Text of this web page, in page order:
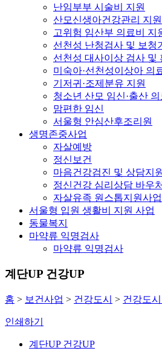
난임부부 시술비 지원
산모신생아건강관리 지원
고위험 임산부 의료비 지
선천성 난청검사 및 보청
선천성 대사이상 검사 및
미숙아·선천성이상아 의
기저귀·조제분유 지원
청소년 산모 임신·출산
맘편한 임신
서울형 안심산후조리원
생명존중사업
자살예방
정신보건
마음건강검진 및 상담지
정신건강 심리상담 바우
자살유족 원스톱지원사업
서울형 입원 생활비 지원 사업
동물복지
마약류 익명검사
마약류 익명검사
계단UP 건강UP
홈 > 보건사업 > 건강도시 > 건강도
인쇄하기
계단UP 건강UP